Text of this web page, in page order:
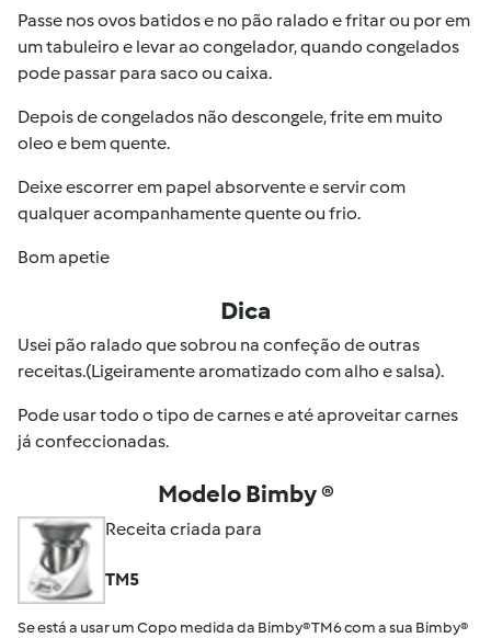
Passe nos ovos batidos e no pão ralado e fritar ou por em
um tabuleiro e levar ao congelador, quando congelados
pode passar para saco ou caixa.
Depois de congelados não descongele, frite em muito
oleo e bem quente.
Deixe escorrer em papel absorvente e servir com
qualquer acompanhamente quente ou frio.
Bom apetie
Dica
Usei pão ralado que sobrou na confeção de outras
receitas.(Ligeiramente aromatizado com alho e salsa).
Pode usar todo o tipo de carnes e até aproveitar carnes
já confeccionadas.
Modelo Bimby ®
Receita criada para
TM5
Se está a usar um Copo medida da Bimby® TM6 com a sua Bimby®